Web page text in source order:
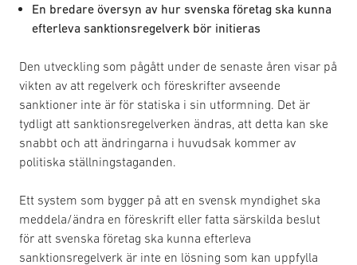
En bredare översyn av hur svenska företag ska kunna
efterleva sanktionsregelverk bör initieras
Den utveckling som pågått under de senaste åren visar på
vikten av att regelverk och föreskrifter avseende
sanktioner inte är för statiska i sin utformning. Det är
tydligt att sanktionsregelverken ändras, att detta kan ske
snabbt och att ändringarna i huvudsak kommer av
politiska ställningstaganden.
Ett system som bygger på att en svensk myndighet ska
meddela/ändra en föreskrift eller fatta särskilda beslut
för att svenska företag ska kunna efterleva
sanktionsregelverk är inte en lösning som kan uppfylla